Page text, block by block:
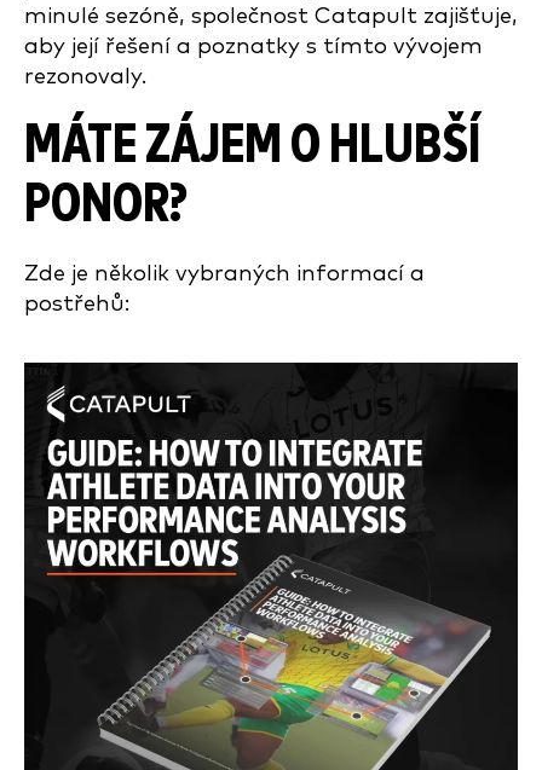
minulé sezóně, společnost Catapult zajišťuje,
aby její řešení a poznatky s tímto vývojem
rezonovaly.
MÁTE ZÁJEM O HLUBŠÍ
PONOR?
Zde je několik vybraných informací a
postřehů: